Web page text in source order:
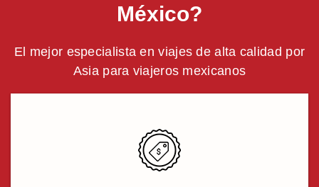
México?
El mejor especialista en viajes de alta calidad por
Asia para viajeros mexicanos